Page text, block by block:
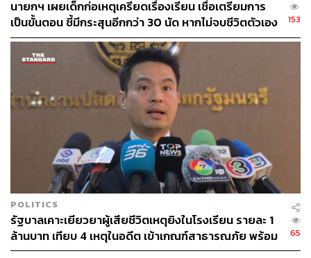
นายกฯ เผยเด็กก่อเหตุเครียดเรื่องเรียน เชื่อเตรียมการ
เป็นขั้นตอน ชี้มีกระสุนอีกกว่า 30 นัด หากไม่จบชีวิตตัวเอง
อาจสูญเสียเพิ่ม
153
POLITICS
รัฐบาลเคาะเยียวยาผู้เสียชีวิตเหตุยิงในโรงเรียน รายละ 1
ล้านบาท เทียบ 4 เหตุในอดีต เข้าเกณฑ์สาธารณภัย พร้อม
เร่งจ่ายโดยเร็ว
65